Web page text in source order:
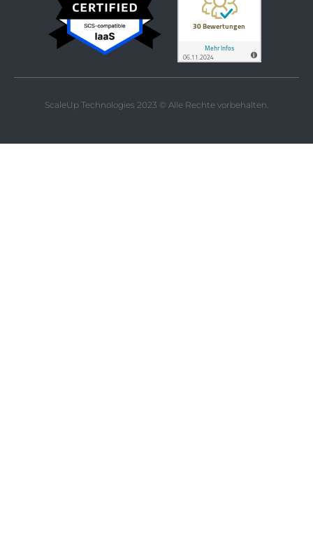
ScaleUp Technologies 2023 © Alle Rechte vorbehalten.